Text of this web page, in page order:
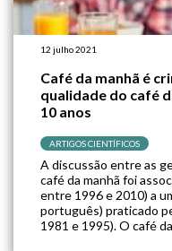
12 julho 2021
Café da manhã é
qualidade do café
10 anos
ARTIGOS CIENTÍFICOS
A discussão entre as
café da manhã foi
entre 1996 e 2010) a
português) praticado
1981 e 1995). O café